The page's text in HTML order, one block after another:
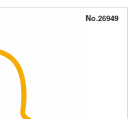
No.26949